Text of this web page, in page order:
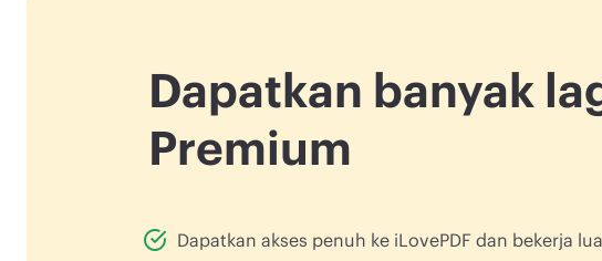
Dapatkan banyak
Premium
Dapatkan akses penuh ke iLovePDF dan bekerja